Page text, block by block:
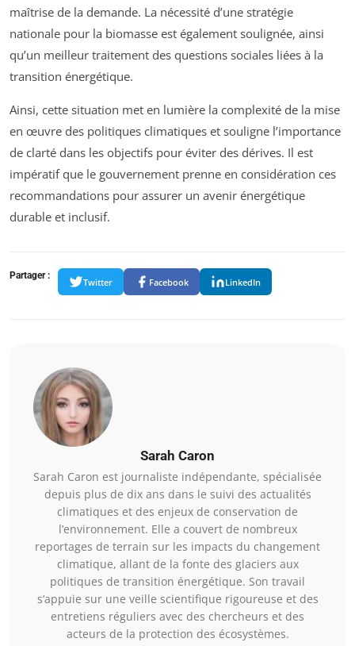
maîtrise de la demande. La nécessité d’une stratégie
nationale pour la biomasse est également soulignée, ainsi
qu’un meilleur traitement des questions sociales liées à la
transition énergétique.
Ainsi, cette situation met en lumière la complexité de la mise
en œuvre des politiques climatiques et souligne l’importance
de clarté dans les objectifs pour éviter des dérives. Il est
impératif que le gouvernement prenne en considération ces
recommandations pour assurer un avenir énergétique
durable et inclusif.
Partager :
Twitter Facebook LinkedIn
Sarah Caron
Sarah Caron est journaliste indépendante, spécialisée
depuis plus de dix ans dans le suivi des actualités
climatiques et des enjeux de conservation de
l’environnement. Elle a couvert de nombreux
reportages de terrain sur les impacts du changement
climatique, allant de la fonte des glaciers aux
politiques de transition énergétique. Son travail
s’appuie sur une veille scientifique rigoureuse et des
entretiens réguliers avec des chercheurs et des
acteurs de la protection des écosystèmes.